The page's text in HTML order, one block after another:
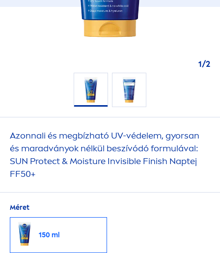
1/2
Azonnali és megbízható UV-védelem, gyorsan
és maradványok nélkül beszívódó formulával:
SUN Protect& Moisture Invisible Finish Naptej
FF50+
Méret
150 ml